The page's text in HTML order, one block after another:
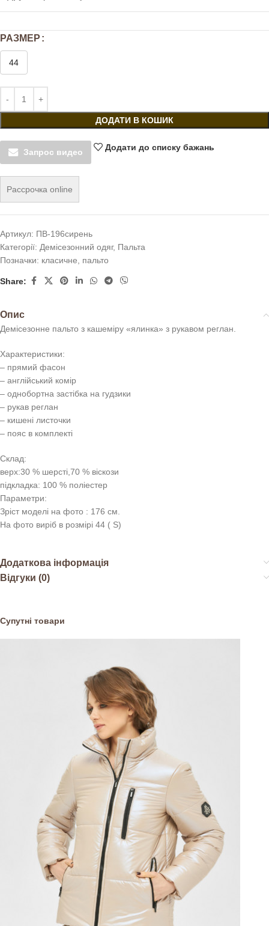
РАЗМЕР
44
ДОДАТИ В КОШИК
Запрос видео
Додати до списку бажань
Рассрочка online
Артикул: ПВ-196сирень
Категорії: Демісезонний одяг, Пальта
Позначки: класичне, пальто
Share:
Опис
Демісезонне пальто з кашеміру «ялинка» з рукавом реглан.
Характеристики:
– прямий фасон
– англійський комір
– однобортна застібка на гудзики
– рукав реглан
– кишені листочки
– пояс в комплекті
Склад:
верх:30 % шерсті,70 % віскози
підкладка: 100 % поліестер
Параметри:
Зріст моделі на фото : 176 см.
На фото виріб в розмірі 44 ( S)
Додаткова інформація
Відгуки (0)
Супутні товари